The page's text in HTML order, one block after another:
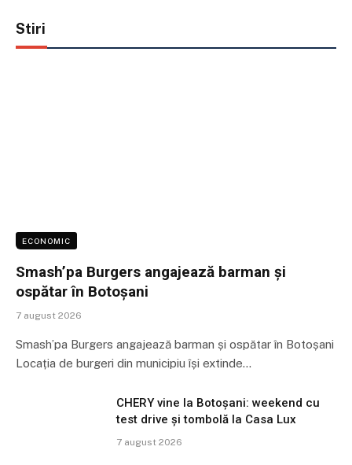
Stiri
ECONOMIC
Smash’pa Burgers angajează barman și
ospătar în Botoșani
7 august 2026
Smash’pa Burgers angajează barman și ospătar în Botoșani
Locația de burgeri din municipiu își extinde…
CHERY vine la Botoșani: weekend cu
test drive și tombolă la Casa Lux
7 august 2026